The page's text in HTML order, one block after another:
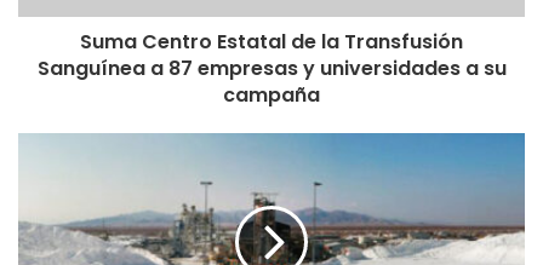
Suma Centro Estatal de la Transfusión
Sanguínea a 87 empresas y universidades a su
campaña